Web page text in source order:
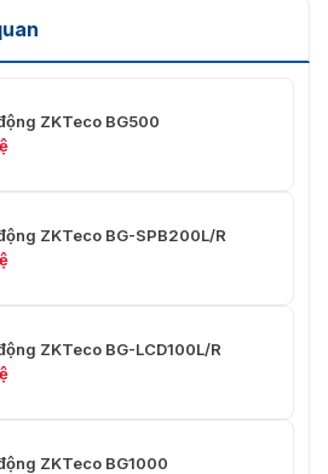
ZKTeco BG500
ZKTeco BG-SPB200L/R
ZKTeco BG-LCD100L/R
ZKTeco BG1000